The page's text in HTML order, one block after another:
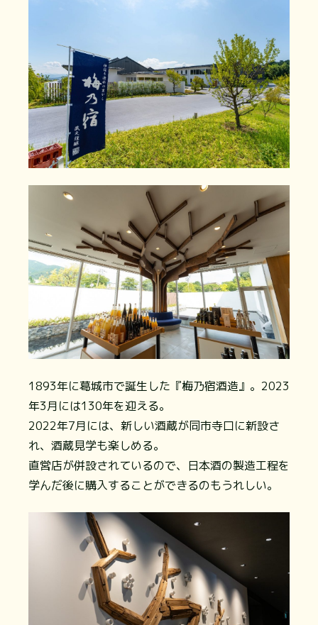
1893年に葛城市で誕生した『梅乃宿酒造』。2023
年3月には130年を迎える。
2022年7月には、新しい酒蔵が同市寺口に新設さ
れ、酒蔵見学も楽しめる。
直営店が併設されているので、日本酒の製造工程を
学んだ後に購入することができるのもうれしい。